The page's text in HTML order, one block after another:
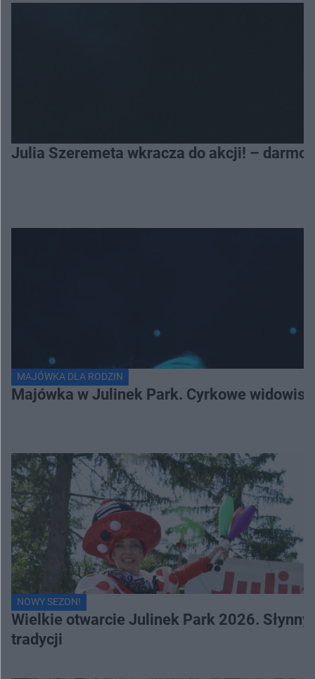
Julia Szeremeta wkracza do akcji! –
MAJÓWKA DLA RODZIN
Majówka w Julinek Park. Cyrkowe
NOWY SEZON!
Wielkie otwarcie Julinek Park 2026.
tradycji